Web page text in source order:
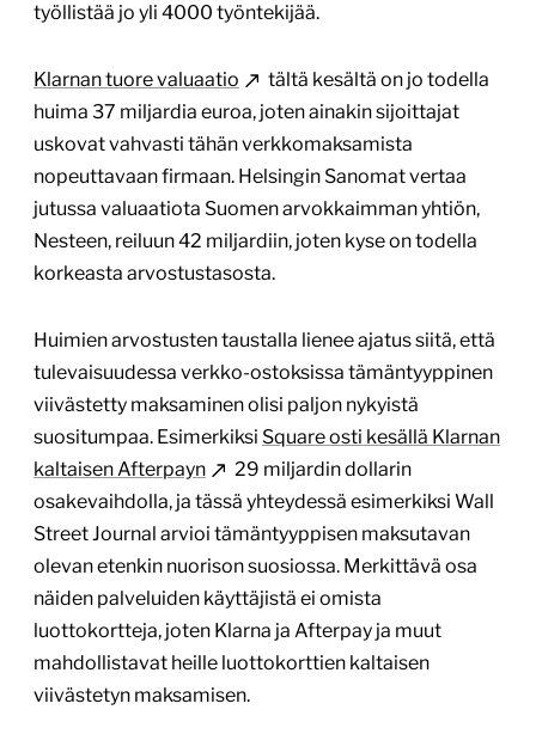
työllistää jo yli 4000 työntekijää.
Klarnan tuore valuaatio
tältä kesältä on jo todella
huima 37 miljardia euroa, joten ainakin sijoittajat
uskovat vahvasti tähän verkkomaksamista
nopeuttavaan firmaan. Helsingin Sanomat vertaa
jutussa valuaatiota Suomen arvokkaimman yhtiön,
Nesteen, reiluun 42 miljardiin, joten kyse on todella
korkeasta arvostustasosta.
Huimien arvostusten taustalla lienee ajatus siitä, että
tulevaisuudessa verkko-ostoksissa tämäntyyppinen
viivästetty maksaminen olisi paljon nykyistä
suositumpaa. Esimerkiksi Square osti kesällä Klarnan
kaltaisen Afterpayn
29 miljardin dollarin
osakevaihdolla, ja tässä yhteydessä esimerkiksi Wall
Street Journal arvioi tämäntyyppisen maksutavan
olevan etenkin nuorison suosiossa. Merkittävä osa
näiden palveluiden käyttäjistä ei omista
luottokortteja, joten Klarna ja Afterpay ja muut
mahdollistavat heille luottokorttien kaltaisen
viivästetyn maksamisen.